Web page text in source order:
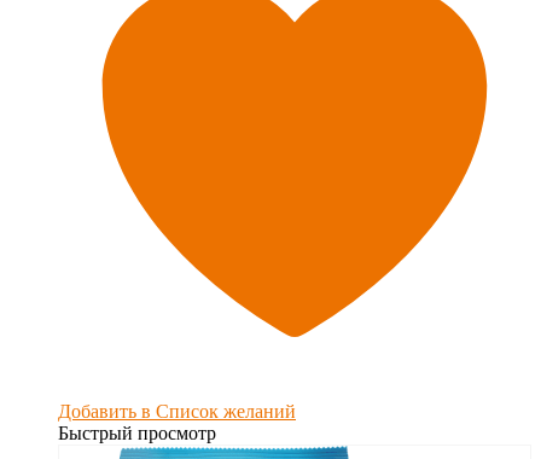
Добавить в Список желаний
Быстрый просмотр